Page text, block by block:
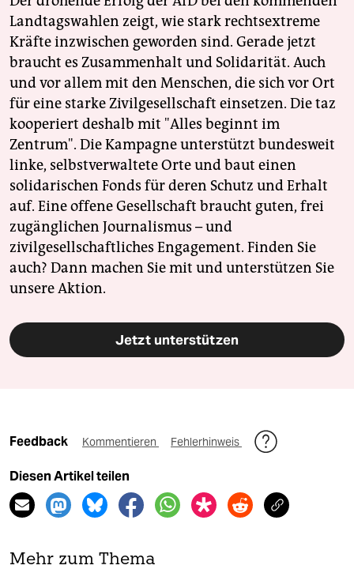
Landtagswahlen zeigt, wie stark rechtsextreme
Kräfte inzwischen geworden sind. Gerade jetzt
braucht es Zusammenhalt und Solidarität. Auch
und vor allem mit den Menschen, die sich vor Ort
für eine starke Zivilgesellschaft einsetzen. Die taz
kooperiert deshalb mit "Alles beginnt im
Zentrum". Die Kampagne unterstützt bundesweit
linke, selbstverwaltete Orte und baut einen
solidarischen Fonds für deren Schutz und Erhalt
auf. Eine offene Gesellschaft braucht guten, frei
zugänglichen Journalismus – und
zivilgesellschaftliches Engagement. Finden Sie
auch? Dann machen Sie mit und unterstützen Sie
unsere Aktion.
Jetzt unterstützen
Feedback Kommentieren Fehlerhinweis
Diesen Artikel teilen
Mehr zum Thema